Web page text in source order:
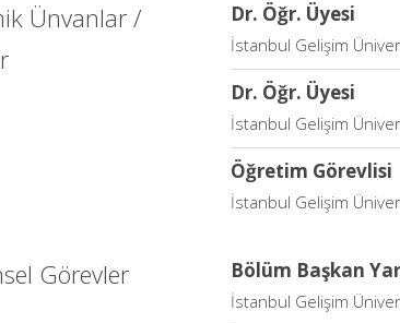
Ünvanlar /
Dr. Öğr. Üyesi
İstanbul Gelişim
Dr. Öğr. Üyesi
İstanbul Gelişim
Öğretim Görevlisi
İstanbul Gelişim
Görevler Bölüm Başkan
İstanbul Gelişim